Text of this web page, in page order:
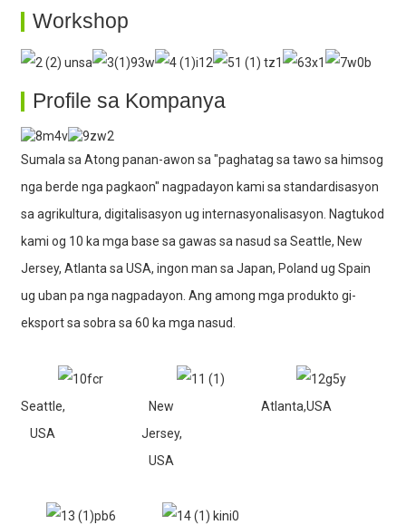
Workshop
Profile sa Kompanya
Sumala sa Atong panan-awon sa "paghatag sa tawo sa himsog
nga berde nga pagkaon" nagpadayon kami sa standardisasyon
sa agrikultura, digitalisasyon ug internasyonalisasyon. Nagtukod
kami og 10 ka mga base sa gawas sa nasud sa Seattle, New
Jersey, Atlanta sa USA, ingon man sa Japan, Poland ug Spain
ug uban pa nga nagpadayon. Ang among mga produkto gi-
eksport sa sobra sa 60 ka mga nasud.
Seattle,
USA
New
Jersey,
USA
Atlanta,USA